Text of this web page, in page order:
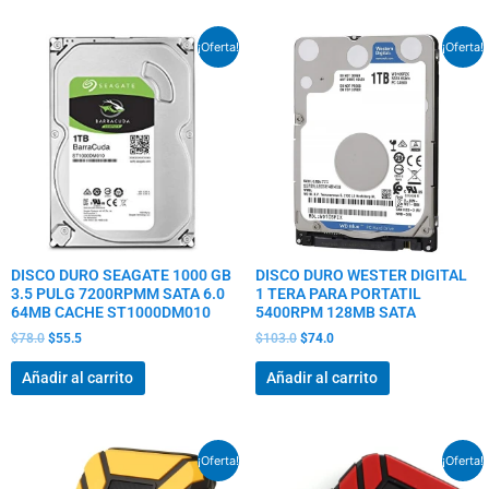
¡Oferta!
DISCO DURO SEAGATE 1000 GB
3.5 PULG 7200RPMM SATA 6.0
64MB CACHE ST1000DM010
$78.0
El
precio
original
$55.5
El
actual
es:
$55.5.
Añadir al carrito
¡Oferta!
DISCO DURO WESTER DIGITAL
1 TERA PARA PORTATIL
5400RPM 128MB SATA
$103.0
El
precio
original
era:
$74.0
El
precio
actual
es:
Añadir al carrito
¡Oferta!
precio
El
precio
¡Oferta!
precio